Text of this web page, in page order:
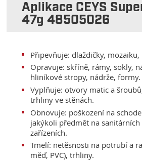
Aplikace CEYS
47g 48505026
Připevňuje: dlaždičky,
Opravuje: skříně, rámy, sokly,
hliníkové stropy, nádrže, formy.
Vyplňuje: otvory matic a
trhliny ve stěnách.
Obnovuje: poškození na
jakýkoli předmět na sanitárních
zařízeních.
Tmelí: netěsnosti na potrubí a
měď, PVC), trhliny.